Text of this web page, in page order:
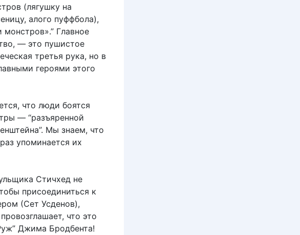
(лягушку на
алого пуффбола),
Главное
— это пушистое
третья рука, но в
героями этого
что люди боятся
— “разъяренной
Мы знаем, что
упоминается их
Стичхед не
присоединиться к
(Сет Усденов),
что это
Джима Бродбента!